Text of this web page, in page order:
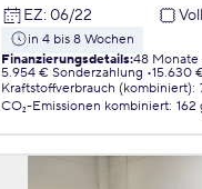
EZ: 06/22
in 4 bis 8 Wochen
Finanzierungsdetails:48 Monate
5.954 € Sonderzahlung 15.630
Kraftstoffverbrauch (kombiniert):
CO₂-Emissionen kombiniert: 162